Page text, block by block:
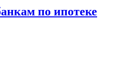
по ипотеке